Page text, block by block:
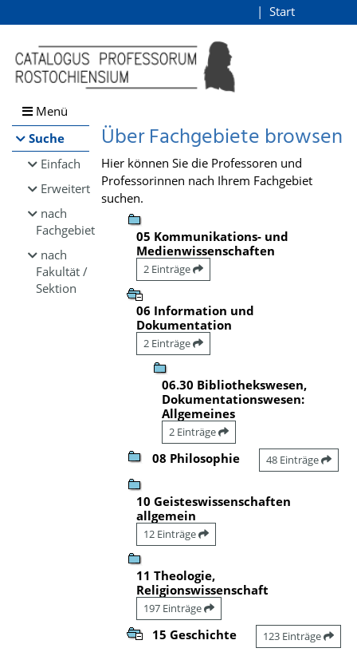
Browsen
direkt zum Inhalt
Start
Menü
Suche
Einfach
Erweitert
nach
Fachgebiet
nach
Fakultät /
Sektion
Über Fachgebiete browsen
Hier können Sie die Professoren und
Professorinnen nach Ihrem Fachgebiet
suchen.
05 Kommunikations- und
Medienwissenschaften
2 Einträge
06 Information und
Dokumentation
2 Einträge
06.30 Bibliothekswesen,
Dokumentationswesen:
Allgemeines
2 Einträge
08 Philosophie 48 Einträge
10 Geisteswissenschaften
allgemein
12 Einträge
11 Theologie,
Religionswissenschaft
197 Einträge
15 Geschichte 123 Einträge